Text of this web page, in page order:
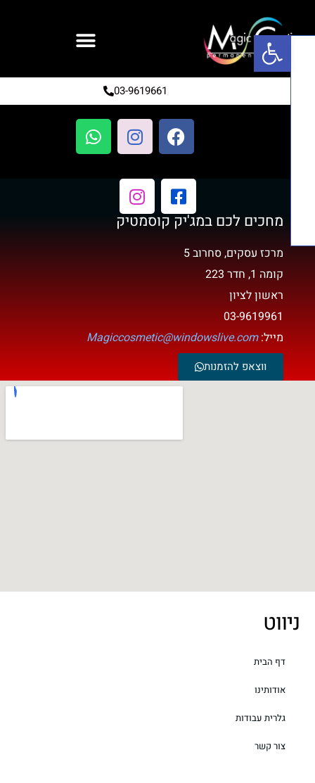
פתח סרגל נגישות
03-9619661
מחכים לכם במג'יק קוסמטיק
מרכז עסקים, סחרוב 5
קומה 1, חדר 223
ראשון לציון
03-9619961
Magiccosmetic@windowslive.com
ווצאפ להזמנות
דף הבית
אודותינו
גלרית עבודות
צור קשר